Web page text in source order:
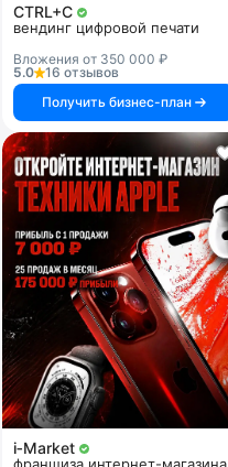
CTRL+C
вендинг цифровой печати
Вложения от 350 000 ₽
5.0
16 отзывов
Получить бизнес-план
i‑Market
франшиза интернет-магазина